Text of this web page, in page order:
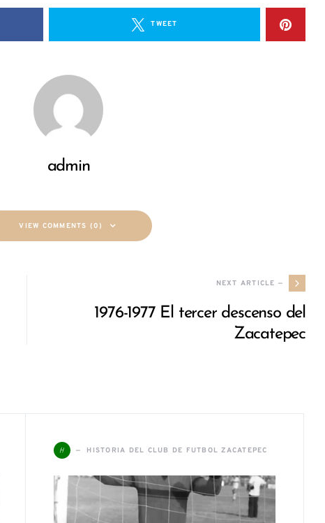
TWEET
admin
VIEW COMMENTS (0)
NEXT ARTICLE —
1976-1977 El tercer descenso del
Zacatepec
H HISTORIA DEL CLUB DE FUTBOL ZACATEPEC